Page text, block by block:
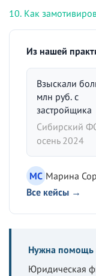
10. Как
Из нашей
Взыскали
млн руб. с
застройщика
Сибирский
осень 2024
МС Марина
Все кейсы →
Нужна помощь
Юридическая